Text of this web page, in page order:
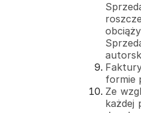
formie
Ze
każdej